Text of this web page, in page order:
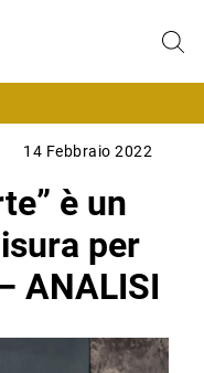
14 Febbraio 2022
è un
per
ANALISI